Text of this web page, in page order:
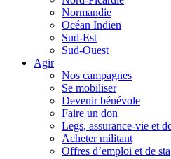
Normandie
Océan Indien
Sud-Est
Sud-Ouest
Agir
Nos campagnes
Se mobiliser
Devenir bénévole
Faire un don
Legs, assurance-vie et
Acheter militant
Offres d’emploi et de